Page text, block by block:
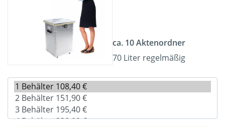
ca. 10 Aktenordner
70 Liter regelmäßig